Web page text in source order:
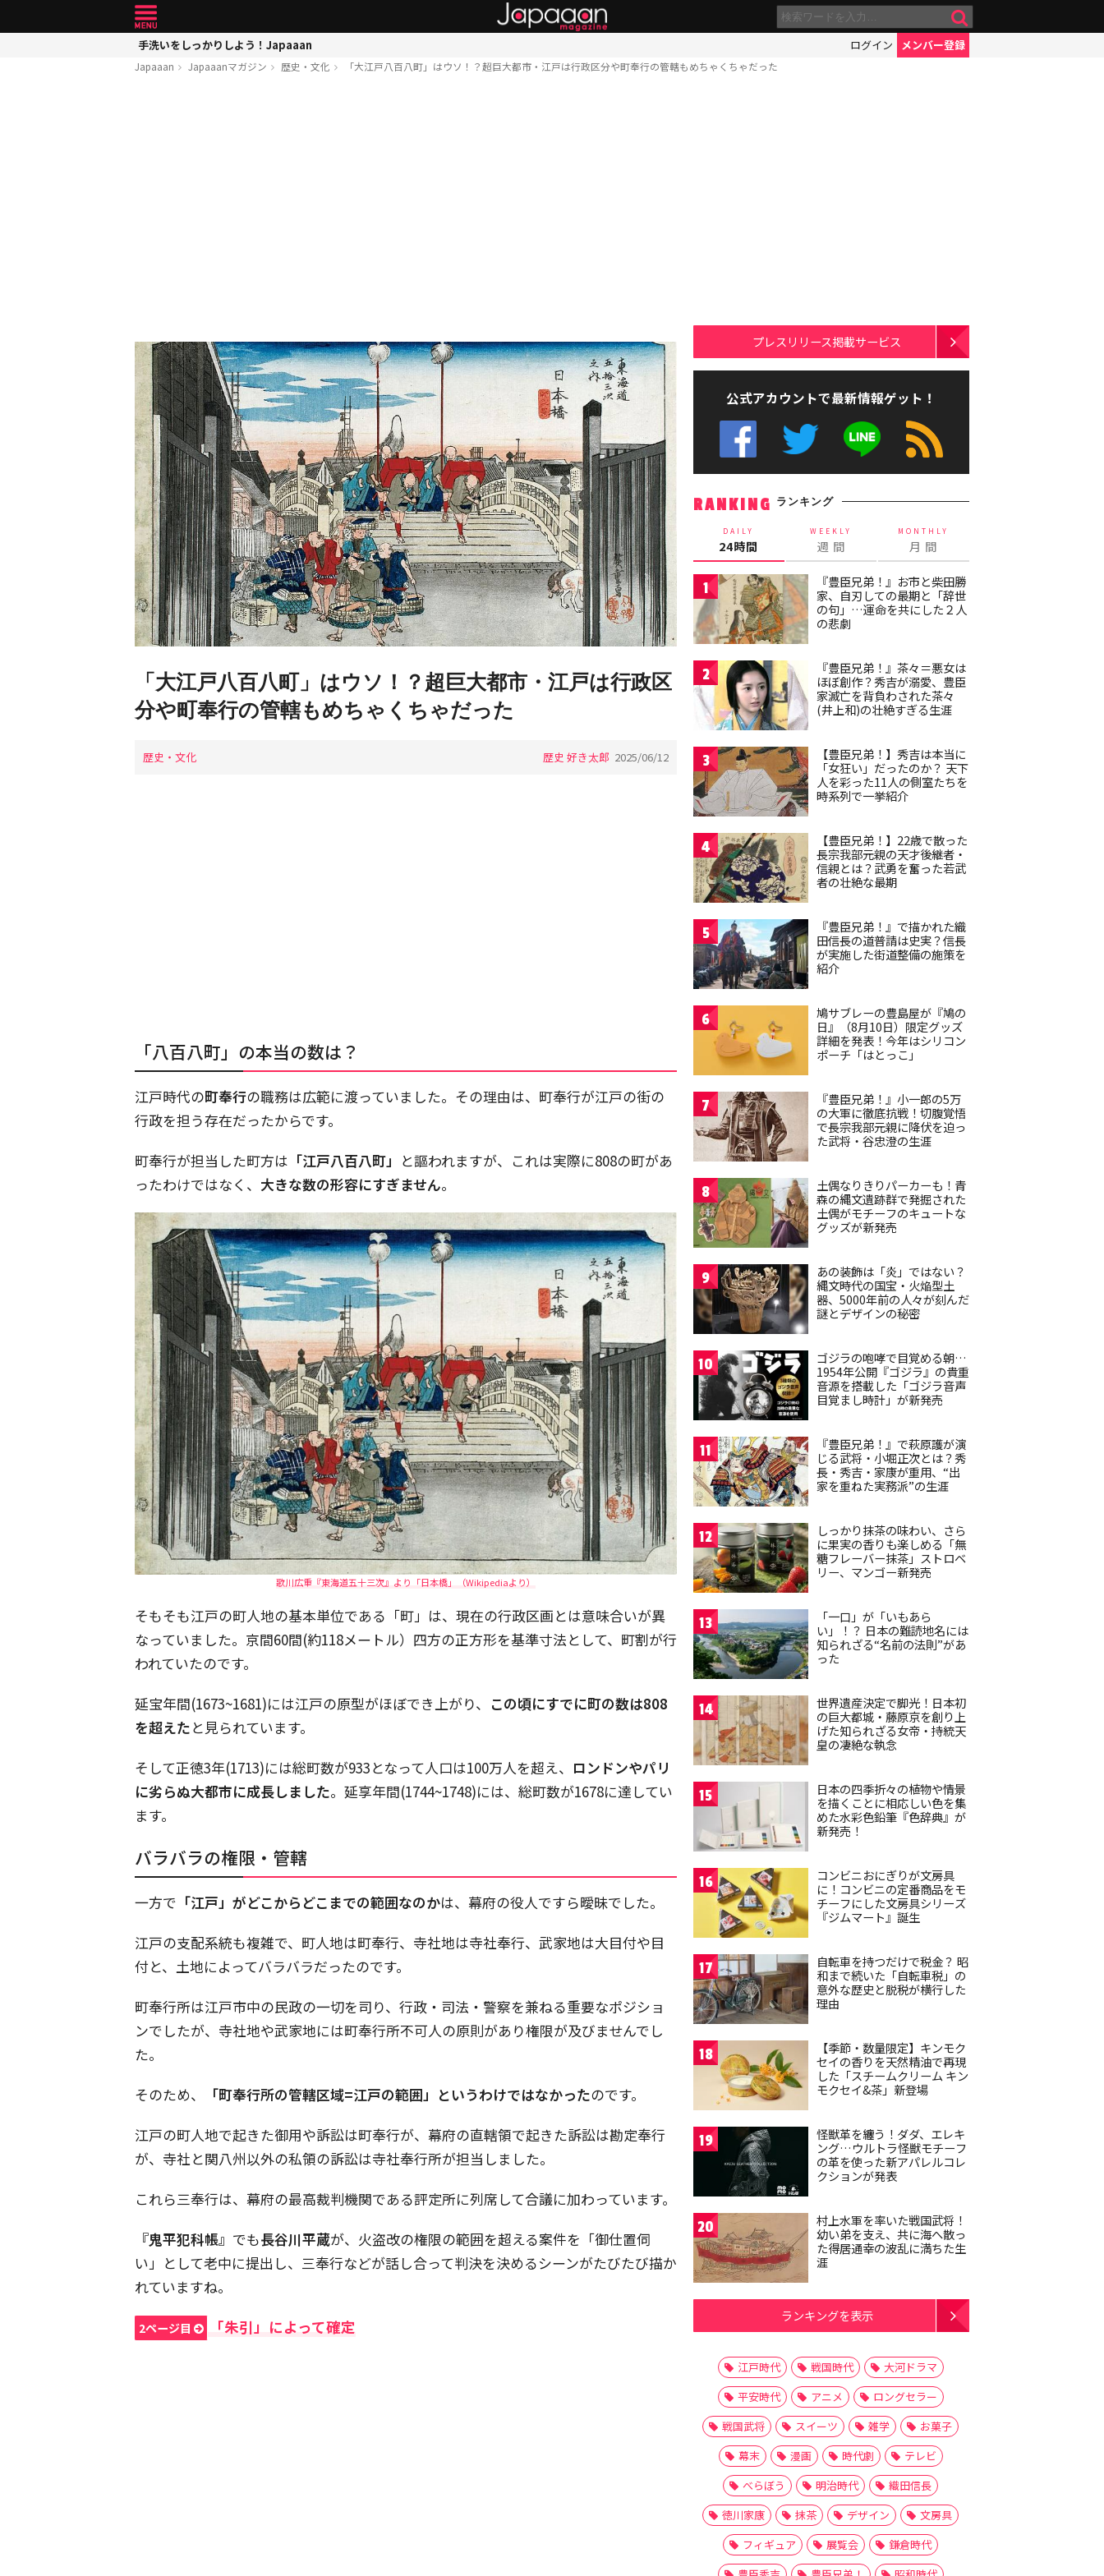
手洗いをしっかりしよう！Japaaan ログイン メンバー登録
Japaaan Japaaanマガジン 歴史・文化 「大江戸八百八町」はウソ！？超巨大都市・江戸は行政区分や町奉行の管轄もめちゃくちゃだった
「大江戸八百八町」はウソ！？超巨大都市・江戸は行政区
分や町奉行の管轄もめちゃくちゃだった
歴史・文化 歴史 好き太郎 2025/06/12
「八百八町」の本当の数は？
江戸時代の町奉行の職務は広範に渡っていました。その理由は、町奉行が江戸の街の
行政を担う存在だったからです。
町奉行が担当した町方は 「江戸八百八町」 と謳われますが、これは実際に808の町があ
ったわけではなく、 大きな数の形容にすぎません。
歌川広重『東海道五十三次』より「日本橋」（Wikipediaより）
そもそも江戸の町人地の基本単位である「町」は、現在の行政区画とは意味合いが異
なっていました。京間60間(約118メートル）四方の正方形を基準寸法として、町割が行
われていたのです。
延宝年間(1673~1681)には江戸の原型がほぼでき上がり、 この頃にすでに町の数は808
を超えたと見られています。
そして正徳3年(1713)には総町数が933となって人口は100万人を超え、 ロンドンやパリ
に劣らぬ大都市に成長しました。延享年間(1744~1748)には、総町数が1678に達してい
ます。
バラバラの権限・管轄
一方で 「江戸」がどこからどこまでの範囲なのかは、幕府の役人ですら曖昧でした。
江戸の支配系統も複雑で、町人地は町奉行、寺社地は寺社奉行、武家地は大目付や目
付と、土地によってバラバラだったのです。
町奉行所は江戸市中の民政の一切を司り、行政・司法・警察を兼ねる重要なポジショ
ンでしたが、寺社地や武家地には町奉行所不可人の原則があり権限が及びませんでし
た。
そのため、
「町奉行所の管轄区域=江戸の範囲」というわけではなかったのです。
江戸の町人地で起きた御用や訴訟は町奉行が、幕府の直轄領で起きた訴訟は勘定奉行
が、寺社と関八州以外の私領の訴訟は寺社奉行所が担当しました。
これら三奉行は、幕府の最高裁判機関である評定所に列席して合議に加わっています。
『鬼平犯科帳』 でも長谷川平蔵が、火盗改の権限の範囲を超える案件を「御仕置伺
い」として老中に提出し、三奉行などが話し合って判決を決めるシーンがたびたび描か
れていますね。
2ページ目 「朱引」によって確定
プレスリリース掲載サービス
公式アカウントで最新情報ゲット！
RANKING ランキング
DAILY
24時間
WEEKLY
週 間
MONTHLY
月 間
1
『豊臣兄弟！』お市と柴田勝
家、自刃しての最期と「辞世
の句」…運命を共にした２人
の悲劇
2
『豊臣兄弟！』茶々＝悪女は
ほぼ創作？秀吉が溺愛、豊臣
家滅亡を背負わされた茶々
(井上和)の壮絶すぎる生涯
3
【豊臣兄弟！】秀吉は本当に
「女狂い」だったのか？ 天下
人を彩った11人の側室たちを
時系列で一挙紹介
4
【豊臣兄弟！】22歳で散った
長宗我部元親の天才後継者・
信親とは？武勇を奮った若武
者の壮絶な最期
5
『豊臣兄弟！』で描かれた織
田信長の道普請は史実？信長
が実施した街道整備の施策を
紹介
6
鳩サブレーの豊島屋が『鳩の
日』（8月10日）限定グッズ
詳細を発表！今年はシリコン
ポーチ「はとっこ」
7
『豊臣兄弟！』小一郎の5万
の大軍に徹底抗戦！切腹覚悟
で長宗我部元親に降伏を迫っ
た武将・谷忠澄の生涯
8
土偶なりきりパーカーも！青
森の縄文遺跡群で発掘された
土偶がモチーフのキュートな
グッズが新発売
9
あの装飾は「炎」ではない？
縄文時代の国宝・火焔型土
器、5000年前の人々が刻んだ
謎とデザインの秘密
10
ゴジラの咆哮で目覚める朝…
1954年公開『ゴジラ』の貴重
音源を搭載した「ゴジラ音声
目覚まし時計」が新発売
11
『豊臣兄弟！』で萩原護が演
じる武将・小堀正次とは？秀
長・秀吉・家康が重用、“出
家を重ねた実務派”の生涯
12
しっかり抹茶の味わい、さら
に果実の香りも楽しめる「無
糖フレーバー抹茶」ストロベ
リー、マンゴー新発売
13
「一口」が「いもあら
い」！？ 日本の難読地名には
知られざる“名前の法則”があ
った
14
世界遺産決定で脚光！日本初
の巨大都城・藤原京を創り上
げた知られざる女帝・持統天
皇の凄絶な執念
15
日本の四季折々の植物や情景
を描くことに相応しい色を集
めた水彩色鉛筆『色辞典』が
新発売！
16
コンビニおにぎりが文房具
に！コンビニの定番商品をモ
チーフにした文房具シリーズ
『ジムマート』誕生
17
自転車を持つだけで税金？ 昭
和まで続いた「自転車税」の
意外な歴史と脱税が横行した
理由
18
【季節・数量限定】キンモク
セイの香りを天然精油で再現
した「スチームクリーム キン
モクセイ&茶」新登場
19
怪獣革を纏う！ダダ、エレキ
ング…ウルトラ怪獣モチーフ
の革を使った新アパレルコレ
クションが発表
20
村上水軍を率いた戦国武将！
幼い弟を支え、共に海へ散っ
た得居通幸の波乱に満ちた生
涯
ランキングを表示
江戸時代 戦国時代
大河ドラマ
平安時代
アニメ
ロングセラー
戦国武将
スイーツ 雑学
お菓子
幕末
漫画 時代劇
テレビ
べらぼう
明治時代
織田信長
徳川家康
抹茶 デザイン
文房具
フィギュア
展覧会
鎌倉時代